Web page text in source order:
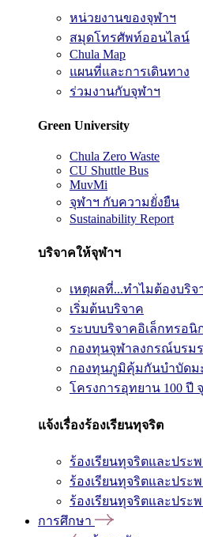
หน่วยงานของจุฬาฯ
สมุดโทรศัพท์ออนไลน์
Chula Map
แผนที่และการเดินทาง
ร่วมงานกับจุฬาฯ
Green University
Chula Zero Waste
CU Shuttle Bus
MuvMi
จุฬาฯ กับความยั่งยืน
Sustainability Report
บริจาคให้จุฬาฯ
เหตุผลที่...ทำไมต้องบริจ
เริ่มต้นบริจาค
ระบบบริจาคอิเล็กทรอนิ
กองทุนจุฬาลงกรณ์บรม
กองทุนภูมิคุ้มกันบำบัดม
โครงการอุทยาน 100 ปี
แจ้งเรื่องร้องเรียนทุจริต
ร้องเรียนทุจริตและประ
ร้องเรียนทุจริตและประ
ร้องเรียนทุจริตและประ
การศึกษา